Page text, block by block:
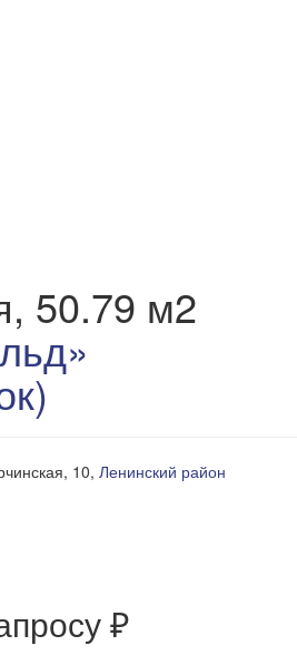
50.79 м2
10, Ленинский район
₽